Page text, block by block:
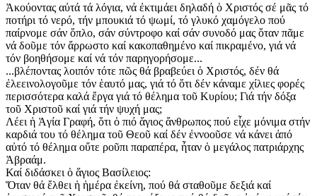
Ἀκούοντας αὐτά τά λόγια, νά ἐκτιμάει δηλαδή ὁ Χριστός σέ μᾶς τό
ποτήρι τό νερό, τήν μπουκιά τό ψωμί, τό γλυκό χαμόγελο πού
παίρνομε σάν ὅπλο, σάν σύντροφο καί σάν συνοδό μας ὅταν πᾶμε
νά δοῦμε τόν ἄρρωστο καί κακοπαθημένο καί πικραμένο, γιά νά
τόν βοηθήσομε καί νά τόν παρηγορήσομε...
...βλέποντας λοιπόν τότε πῶς θά βραβεύει ὁ Χριστός, δέν θά
ἐλεεινολογοῦμε τόν ἑαυτό μας, γιά τό ὅτι δέν κάναμε χίλιες φορές
περισσότερα καλά ἔργα γιά τό θέλημα τοῦ Κυρίου; Γιά τήν δόξα
τοῦ Χριστοῦ καί γιά τήν ψυχή μας;
Λέει ἡ Ἁγία Γραφή, ὅτι ὁ πιό ἅγιος ἄνθρωπος πού εἶχε μόνιμα στήν
καρδιά του τό θέλημα τοῦ Θεοῦ καί δέν ἐννοοῦσε νά κάνει ἀπό
αὐτό τό θέλημα οὔτε ροῦπι παραπέρα, ἦταν ὁ μεγάλος πατριάρχης
Ἀβραάμ.
Καί διδάσκει ὁ ἅγιος Βασίλειος:
Ὅταν θά ἔλθει ἡ ἡμέρα ἐκείνη, πού θά σταθοῦμε δεξιά καί